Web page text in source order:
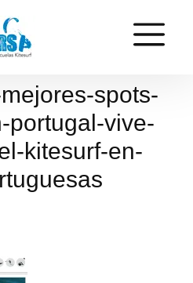
spots-
portugal-vive-
kitesurf-en-